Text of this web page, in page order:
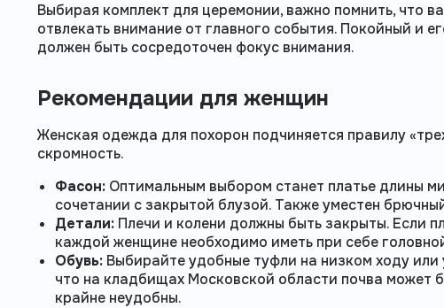
Выбирая комплект для церемонии, важно помнить, что
отвлекать внимание от главного события. Покойный и
должен быть сосредоточен фокус внимания.
Рекомендации для женщин
Женская одежда для похорон подчиняется правилу
скромность.
Фасон: Оптимальным выбором станет платье длины
сочетании с закрытой блузой. Также уместен
Детали: Плечи и колени должны быть закрыты. Если
каждой женщине необходимо иметь при себе
Обувь: Выбирайте удобные туфли на низком ходу или
что на кладбищах Московской области почва может
крайне неудобны.